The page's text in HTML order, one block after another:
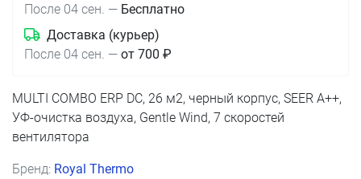
После 04 сен. — Бесплатно
Доставка (курьер)
После 04 сен. — от 700 ₽
MULTI COMBO ERP DC, 26 м2, черный корпус, SEER A++,
УФ-очистка воздуха, Gentle Wind, 7 скоростей
вентилятора
Бренд: Royal Thermo